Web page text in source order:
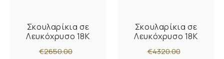
Σκουλαρίκια σε
Λευκόχρυσο 18Κ
€2650.00
Σκουλαρίκια σε
Λευκόχρυσο 18Κ
€4320.00